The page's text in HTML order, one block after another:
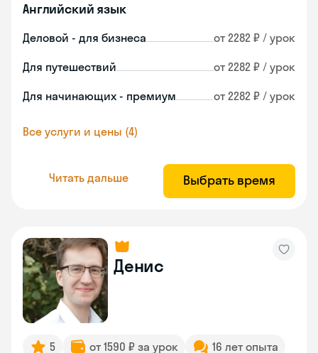
Английский язык
Деловой - для бизнеса от 2282 ₽ / урок
Для путешествий от 2282 ₽ / урок
Для начинающих - премиум от 2282 ₽ / урок
Все услуги и цены (4)
Читать дальше Выбрать время
Денис
5 от 1590 ₽ за урок 16 лет опыта